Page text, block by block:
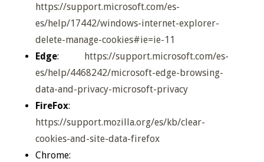
https://support.microsoft.com/es-
es/help/17442/windows-internet-explorer-
delete-manage-cookies#ie=ie-11
Edge: https://support.microsoft.com/es-
es/help/4468242/microsoft-edge-browsing-
data-and-privacy-microsoft-privacy
FireFox:
https://support.mozilla.org/es/kb/clear-
cookies-and-site-data-firefox
Chrome: